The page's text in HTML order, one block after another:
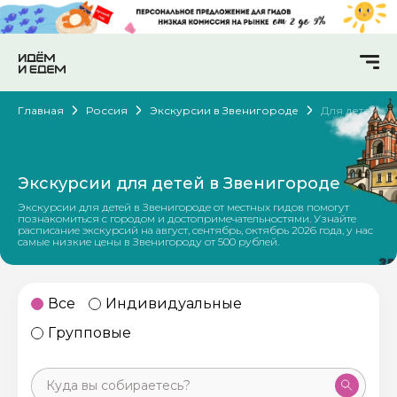
Главная Россия Экскурсии в Звенигороде Для детей
Экскурсии для детей в Звенигороде
Экскурсии для детей в Звенигороде от местных гидов помогут
познакомиться с городом и достопримечательностями. Узнайте
расписание экскурсий на август, сентябрь, октябрь 2026 года, у нас
самые низкие цены в Звенигороду от 500 рублей.
Все
Индивидуальные
Групповые